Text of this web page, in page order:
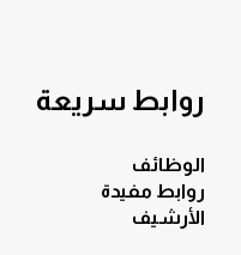
روابط سريعة
الوظائف
روابط مفيدة
الأرشيف